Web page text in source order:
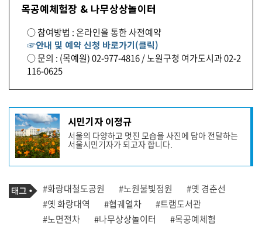
목공예체험장 & 나무상상놀이터
○ 참여방법 : 온라인을 통한 사전예약
☞안내 및 예약 신청 바로가기(클릭)
○ 문의 : (목예원) 02-977-4816 / 노원구청 여가도시과 02-2
116-0625
기
사
작
성
자
프
필
시민기자 이정규
서울의 다양하고 멋진 모습을 사진에 담아 전달하는
서울시민기자가 되고자 합니다.
기
사
관
련
태
태
그
#화랑대철도공원 #노원불빛정원
#옛 경춘선
#옛 화랑대역
#협궤열차
#트램도서관
#노면전차
#나무상상놀이터 #목공예체험